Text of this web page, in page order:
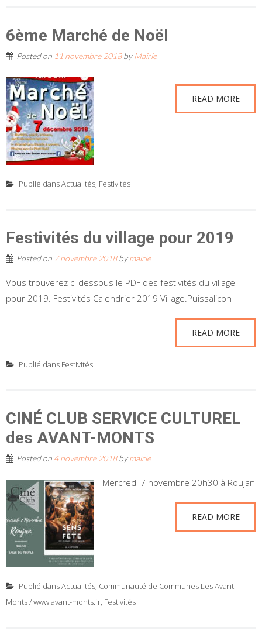
6ème Marché de Noël
Posted on 11 novembre 2018byMairie
READ MORE
Publié dansActualités, Festivités
Festivités du village pour 2019
Posted on 7 novembre 2018bymairie
Vous trouverez ci dessous le PDF des festivités du village
pour 2019. Festivités Calendrier 2019 Village.Puissalicon
READ MORE
Publié dans Festivités
CINÉ CLUB SERVICE CULTUREL
des AVANT-MONTS
Posted on 4 novembre 2018bymairie
Mercredi 7 novembre 20h30 à Roujan
READ MORE
Publié dansActualités, Communauté de Communes Les Avant
Monts / www.avant-monts.fr, Festivités